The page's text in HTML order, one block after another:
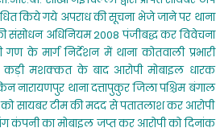
को
कोतवाली
पुलिस
ने
पहुंचाया
सलाखों
के
पीछे।
किये गये अपराध की सूचना भेजे जाने पर थाना
संसोधन अधिनियम 2008 पंजीबद्ध कर विवेचना
के मार्ग निर्देशन में थाना कोतवाली प्रभारी
कड़ी मशक्कत के बाद आरोपी मोबाइल धारक
नारायणपुर थाना दत्तापुकुर जिला पश्चिम बंगाल
को सायबर टीम की मदद से पतातलाश कर आरोपी
कंपनी का मोबाइल जप्त कर आरोपी को दिनांक